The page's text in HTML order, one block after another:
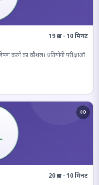
19 प्रश्न · 10 मिनट
करने का कौशल। प्रतियोगी परीक्षाओं
20 प्रश्न · 10 मिनट